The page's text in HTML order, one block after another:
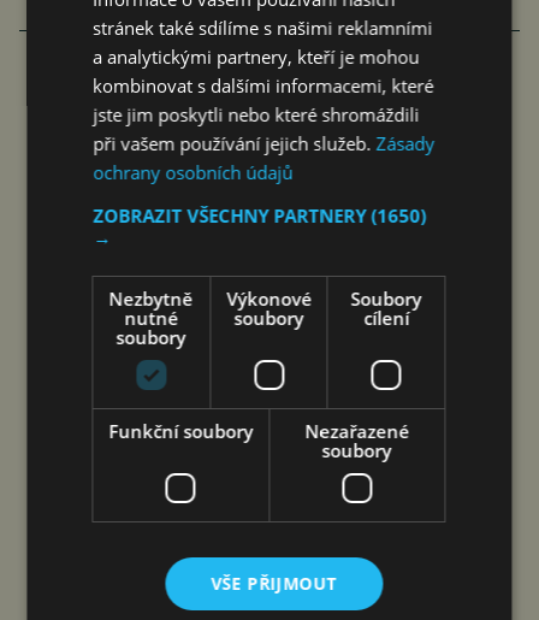
COOLITA ZAHAJUJE PRVNÍ
INDONÉSKOU INICIATIVU FAST
MEDIA ALLIANCE VE SPOLUPRÁCI
S PŘEDNÍMI VYSÍLACÍMI…
Jakarta 7. srpna 2026 (PROTEXT/PRNewswire)
– V Jakartě byla založena první indonéská
profesní aliance zaměřená na FAST (Free Ad-
supported Streaming TV, tj. bezplatné
vysílací společnosti, technologické firmy
a mediální organizace s cílem podpořit digitální
stránek také sdílíme s našimi reklamními
a analytickými partnery, kteří je mohou
kombinovat s dalšími informacemi, které
jste jim poskytli nebo které shromáždili
při vašem používání jejich služeb.Zásady
ochrany osobních údajů
ZOBRAZIT VŠECHNY PARTNERY(1650)
→
Nezbytně
nutné
soubory
Výkonové
soubory
Soubory
cílení
Funkční soubory
Nezařazené
soubory
VŠE PŘIJMOUT